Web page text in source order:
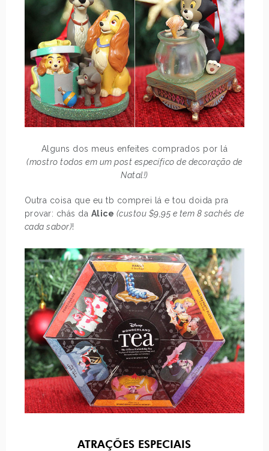
Alguns dos meus enfeites comprados por lá
(mostro todos em um post específico de decoração de
Natal!)
Outra coisa que eu tb comprei lá e tou doida pra
provar: chás da Alice (custou $9,95 e tem 8 sachês de
cada sabor)!
ATRAÇÕES ESPECIAIS